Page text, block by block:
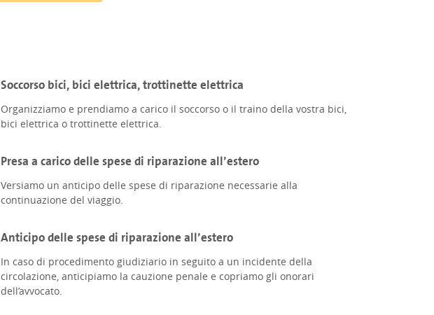
Soccorso bici, bici elettrica, trottinette elettrica
Organizziamo e prendiamo a carico il soccorso o il traino della vostra bici,
bici elettrica o trottinette elettrica.
Presa a carico delle spese di riparazione all’estero
Versiamo un anticipo delle spese di riparazione necessarie alla
continuazione del viaggio.
Anticipo delle spese di riparazione all’estero
In caso di procedimento giudiziario in seguito a un incidente della
circolazione, anticipiamo la cauzione penale e copriamo gli onorari
dell’avvocato.